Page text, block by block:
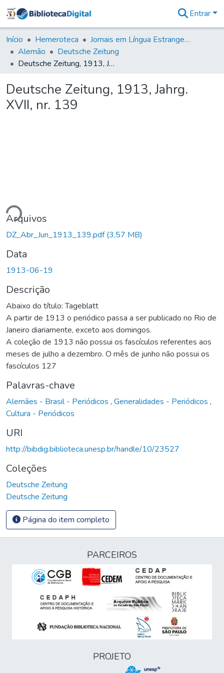
&
Coleções
Tudo na
Biblioteca
Estatísticas
Entrar
Início Hemeroteca
Jornais em Língua Estrangeira
Alemão
Deutsche Zeitung
Deutsche Zeitung, 1913, Jahrg. XVII, nr. 139
Deutsche Zeitung, 1913, Jahrg.
XVII, nr. 139
Arquivos
DZ_Abr_Jun_1913_139.pdf(3,57 MB)
Data
1913-06-19
Descrição
Abaixo do título: Tageblatt
A partir de 1913 o periódico passa a ser publicado no Rio de
Janeiro diariamente, exceto aos domingos.
A coleção de 1913 não possui os fascículos referentes aos
meses de julho a dezembro. O mês de junho não possui os
fascículos 127
Palavras-chave
Alemães - Brasil - Periódicos , Generalidades - Periódicos ,
Cultura - Periódicos
URI
http://bibdig.biblioteca.unesp.br/handle/10/23527
Coleções
Deutsche Zeitung
Deutsche Zeitung
Página do item completo
PARCEIROS
PROJETO